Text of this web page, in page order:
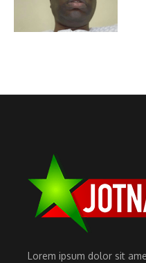
Lorem ipsum dolor sit